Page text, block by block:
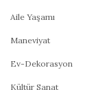
Aile Yaşamı
Maneviyat
Ev-Dekorasyon
Kültür Sanat